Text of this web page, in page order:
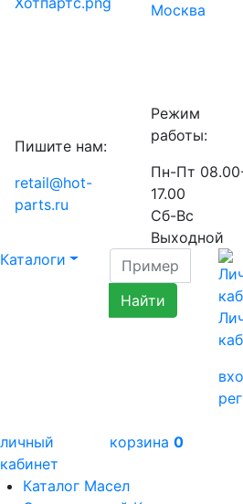
Москва
Пишите нам:
retail@hot-
parts.ru
Режим
работы:
Пн-Пт
17.00
Сб-Вс
Выходной
Каталоги
личный
кабинет
корзина 0
Каталог Масел